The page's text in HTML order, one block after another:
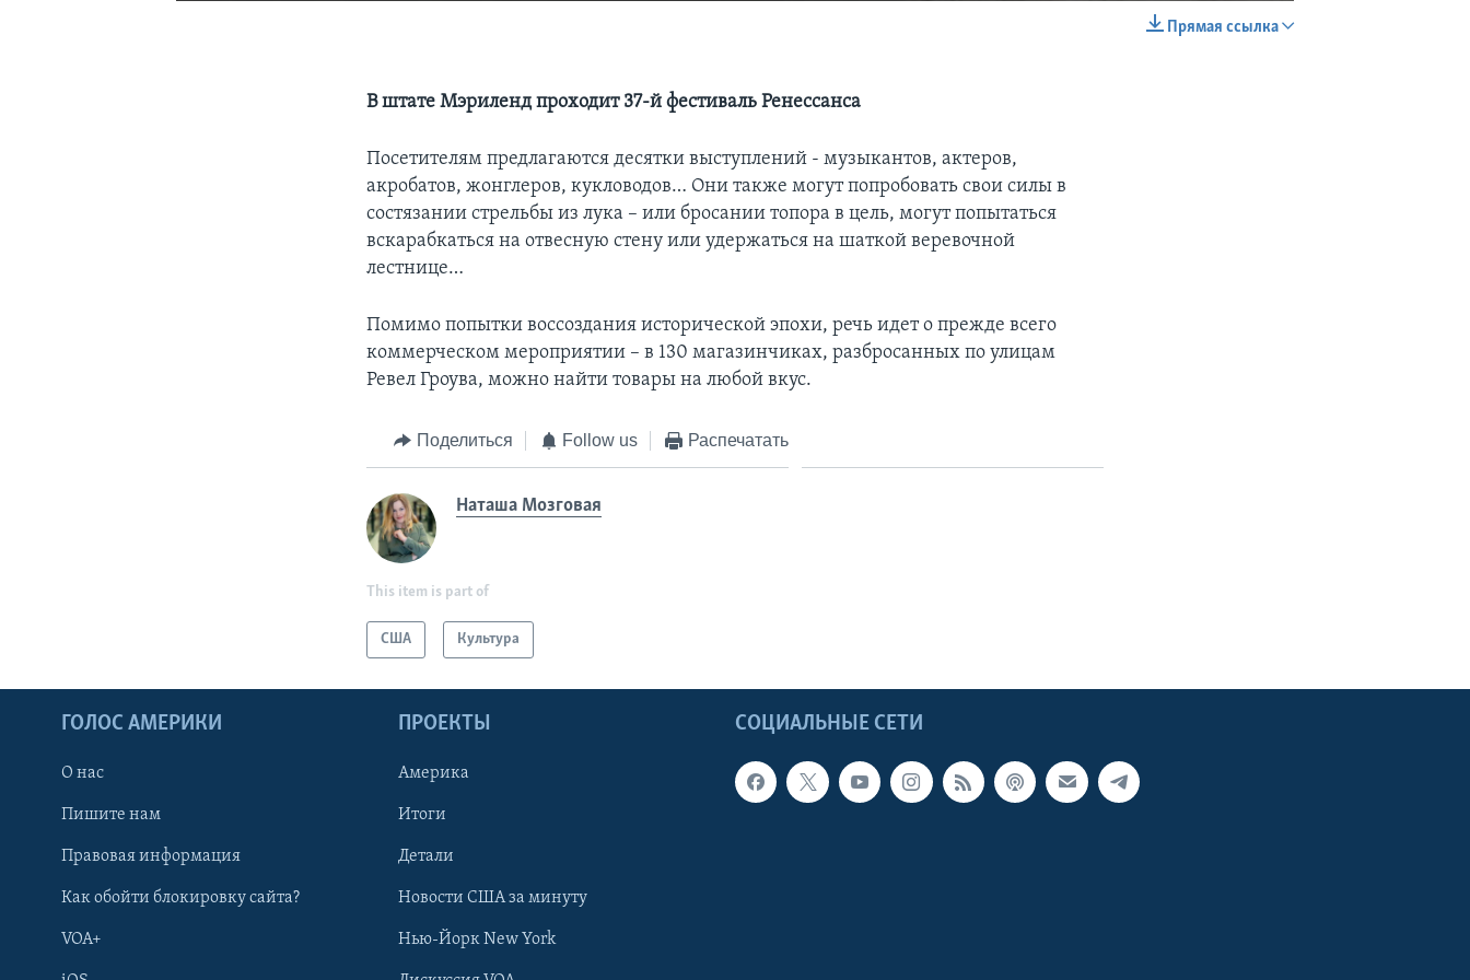
Прямая ссылка
В штате Мэриленд проходит 37-й фестиваль Ренессанса
Посетителям предлагаются десятки выступлений - музыкантов, актеров,
акробатов, жонглеров, кукловодов… Они также могут попробовать свои силы в
состязании стрельбы из лука – или бросании топора в цель, могут попытаться
вскарабкаться на отвесную стену или удержаться на шаткой веревочной
лестнице…
Помимо попытки воссоздания исторической эпохи, речь идет о прежде всего
коммерческом мероприятии – в 130 магазинчиках, разбросанных по улицам
Ревел Гроува, можно найти товары на любой вкус.
Поделиться Follow us Распечатать
Наташа Мозговая
This item is part of
США Культура
СОЦИАЛЬНЫЕ СЕТИ
ГОЛОС АМЕРИКИ
О нас
Пишите нам
Правовая информация
Как обойти блокировку сайта?
VOA+
ПРОЕКТЫ
Америка
Итоги
Детали
Новости США за минуту
Нью-Йорк New York